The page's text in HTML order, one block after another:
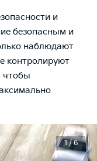
и
безопасным и
наблюдают
контролируют
чтобы
1 / 6